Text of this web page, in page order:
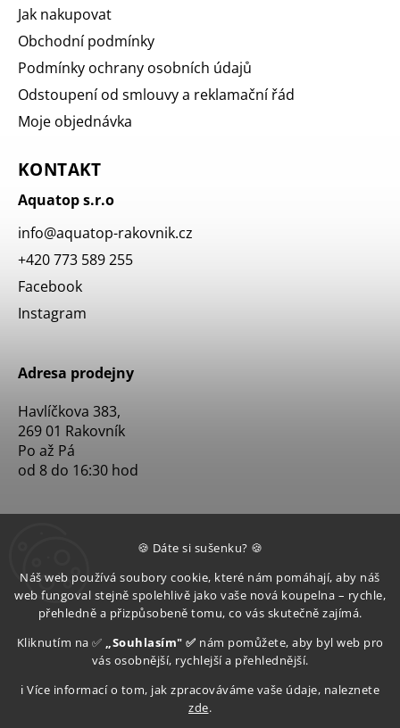
🍪 Dáte si sušenku? 🍪
Náš web používá soubory cookie, které nám pomáhají, aby náš
web fungoval stejně spolehlivě jako vaše nová koupelna – rychle,
přehledně a přizpůsobeně tomu, co vás skutečně zajímá.
Kliknutím na ✅ „Souhlasím" ✅ nám pomůžete, aby byl web pro
vás osobnější, rychlejší a přehlednější.
ℹ️ Více informací o tom, jak zpracováváme vaše údaje, naleznete
zde.
Jak nakupovat
Obchodní podmínky
Podmínky ochrany osobních údajů
Odstoupení od smlouvy a reklamační řád
Moje objednávka
KONTAKT
Aquatop s.r.o
info@aquatop-rakovnik.cz
+420 773 589 255
Facebook
Instagram
Adresa prodejny
Havlíčkova 383,
269 01 Rakovník
Po až Pá
od 8 do 16:30 hod